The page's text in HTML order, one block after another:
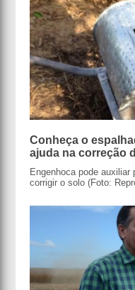
Conheça o
ajuda na correção
Engenhoca pode auxiliar
corrigir o solo (Foto: